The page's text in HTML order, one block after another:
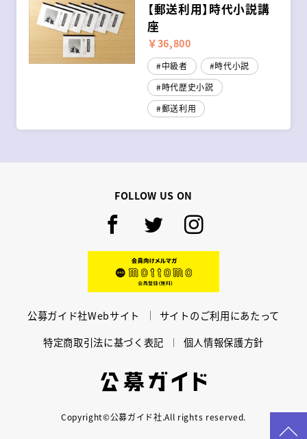
【郵送利用】時代小説講
座
￥36,800
中級者
時代小説
時代歴史小説
郵送利用
FOLLOW US ON
Facebook
TwitterInstagram
公募ガイド社Webサイト
サイトのご利用にあたって
特定商取引法に基づく表記
個人情報保護方針
Copyright©公募ガイド社.All rights reserved.